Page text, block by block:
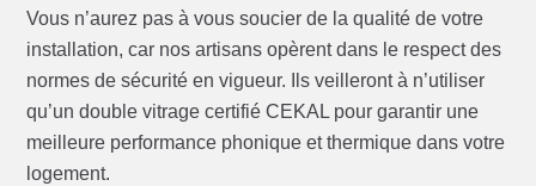
Vous n’aurez pas à vous soucier de la qualité de votre
installation, car nos artisans opèrent dans le respect des
normes de sécurité en vigueur. Ils veilleront à n’utiliser
qu’un double vitrage certifié CEKAL pour garantir une
meilleure performance phonique et thermique dans votre
logement.